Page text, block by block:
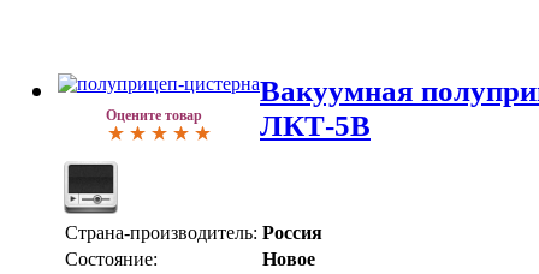
Оцените товар
Вакуумная
ЛКТ-5В
Страна-производитель: Россия
Состояние:
Новое